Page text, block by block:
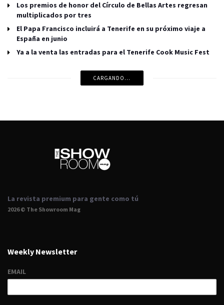
Los premios de honor del Círculo de Bellas Artes regresan
multiplicados por tres
El Papa Francisco incluirá a Tenerife en su próximo viaje a
España en junio
Ya a la venta las entradas para el Tenerife Cook Music Fest
CARGANDO...
La revista premium para gente como tú
2026 © The Showroom Mag
Weekly Newsletter
EMAIL